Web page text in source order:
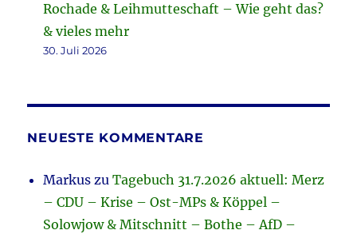
Rochade & Leihmutteschaft – Wie geht das?
& vieles mehr
30. Juli 2026
NEUESTE KOMMENTARE
Markus zuTagebuch 31.7.2026 aktuell: Merz
– CDU – Krise – Ost-MPs & Köppel –
Solowjow & Mitschnitt – Bothe – AfD –